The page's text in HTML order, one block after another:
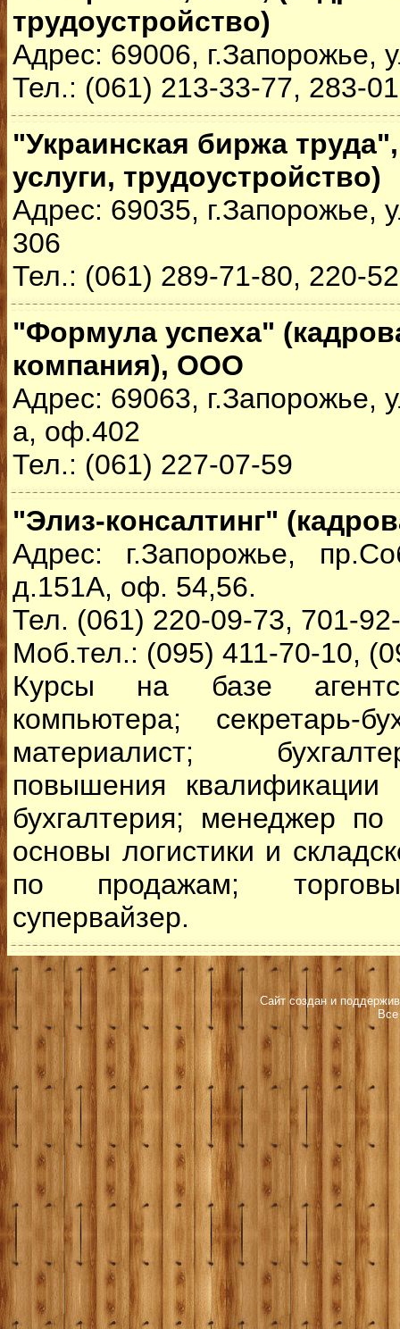
трудоустройство)
Адрес: 69006, г.Запорожье,
Тел.: (061) 213-33-77, 283-
"Украинская биржа
услуги, трудоустройство)
Адрес: 69035, г.Запорожье,
306
Тел.: (061) 289-71-80, 220-
"Формула успеха"
компания), ООО
Адрес: 69063, г.Запорожье,
а, оф.402
Тел.: (061) 227-07-59
"Элиз-консалтинг"
Адрес: г.Запорожье,
д.151А, оф. 54,56.
Тел. (061) 220-09-73, 701-
Моб.тел.: (095) 411-70-10,
Курсы на базе
компьютера; секретарь-
материалист;
повышения
бухгалтерия; менеджер по
основы логистики и
по продажам;
супервайзер.
Сайт создан и